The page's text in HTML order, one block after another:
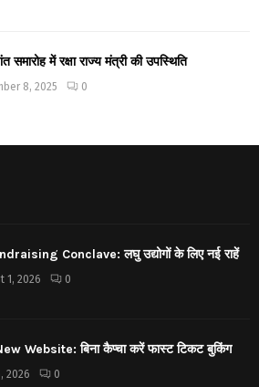
समारोह में रक्षा राज्य मंत्री की उपस्थिति
8, 2025 0
Conclave: लघु उद्योगों के लिए नई राहें
1, 2026 0
Website: बिना कैप्चा करें फास्ट टिकट बुकिंग
2026 0